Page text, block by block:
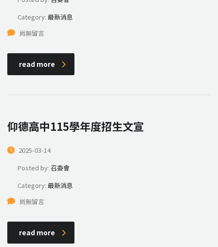
Category: 最新消息
尚無留言
read more
仰德高中115學年度招生文宣
2025-03-14
Posted by: 召委會
Category: 最新消息
尚無留言
read more